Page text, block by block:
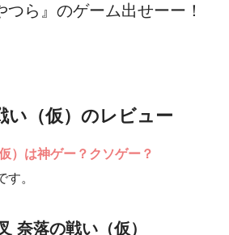
つら』のゲーム出せーー！
い（仮）のレビュー
）は神ゲー？クソゲー？
。
奈落の戦い（仮）